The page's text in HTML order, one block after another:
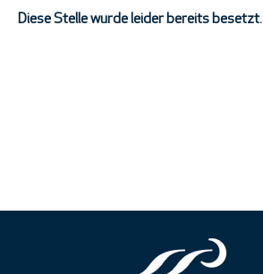
Diese Stelle wurde leider bereits besetzt.